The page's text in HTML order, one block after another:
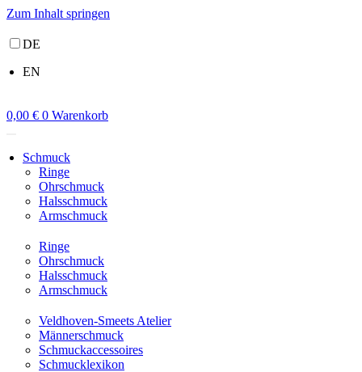
Zum Inhalt springen
DE
EN
0,00 € 0 Warenkorb
Schmuck
Ringe
Ohrschmuck
Halsschmuck
Armschmuck
Ringe
Ohrschmuck
Halsschmuck
Armschmuck
Veldhoven-Smeets Atelier
Männerschmuck
Schmuckaccessoires
Schmucklexikon